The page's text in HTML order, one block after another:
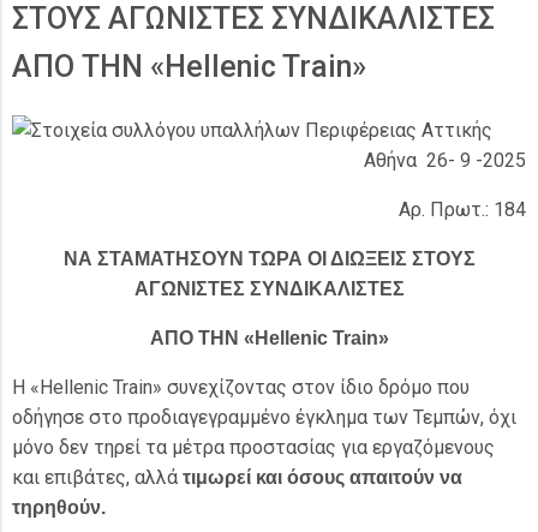
ΣΤΟΥΣ ΑΓΩΝΙΣΤΕΣ ΣΥΝΔΙΚΑΛΙΣΤΕΣ
ΑΠΟ ΤΗΝ «Hellenic Train»
Αθήνα 26- 9 -2025
Αρ. Πρωτ.: 184
ΝΑ ΣΤΑΜΑΤΗΣΟΥΝ ΤΩΡΑ ΟΙ ΔΙΩΞΕΙΣ ΣΤΟΥΣ
ΑΓΩΝΙΣΤΕΣ ΣΥΝΔΙΚΑΛΙΣΤΕΣ
ΑΠΟ ΤΗΝ «Hellenic Train»
Η «Hellenic Train» συνεχίζοντας στον ίδιο δρόμο που
οδήγησε στο προδιαγεγραμμένο έγκλημα των Τεμπών, όχι
μόνο δεν τηρεί τα μέτρα προστασίας για εργαζόμενους
και επιβάτες, αλλά τιμωρεί και όσους απαιτούν να
τηρηθούν.